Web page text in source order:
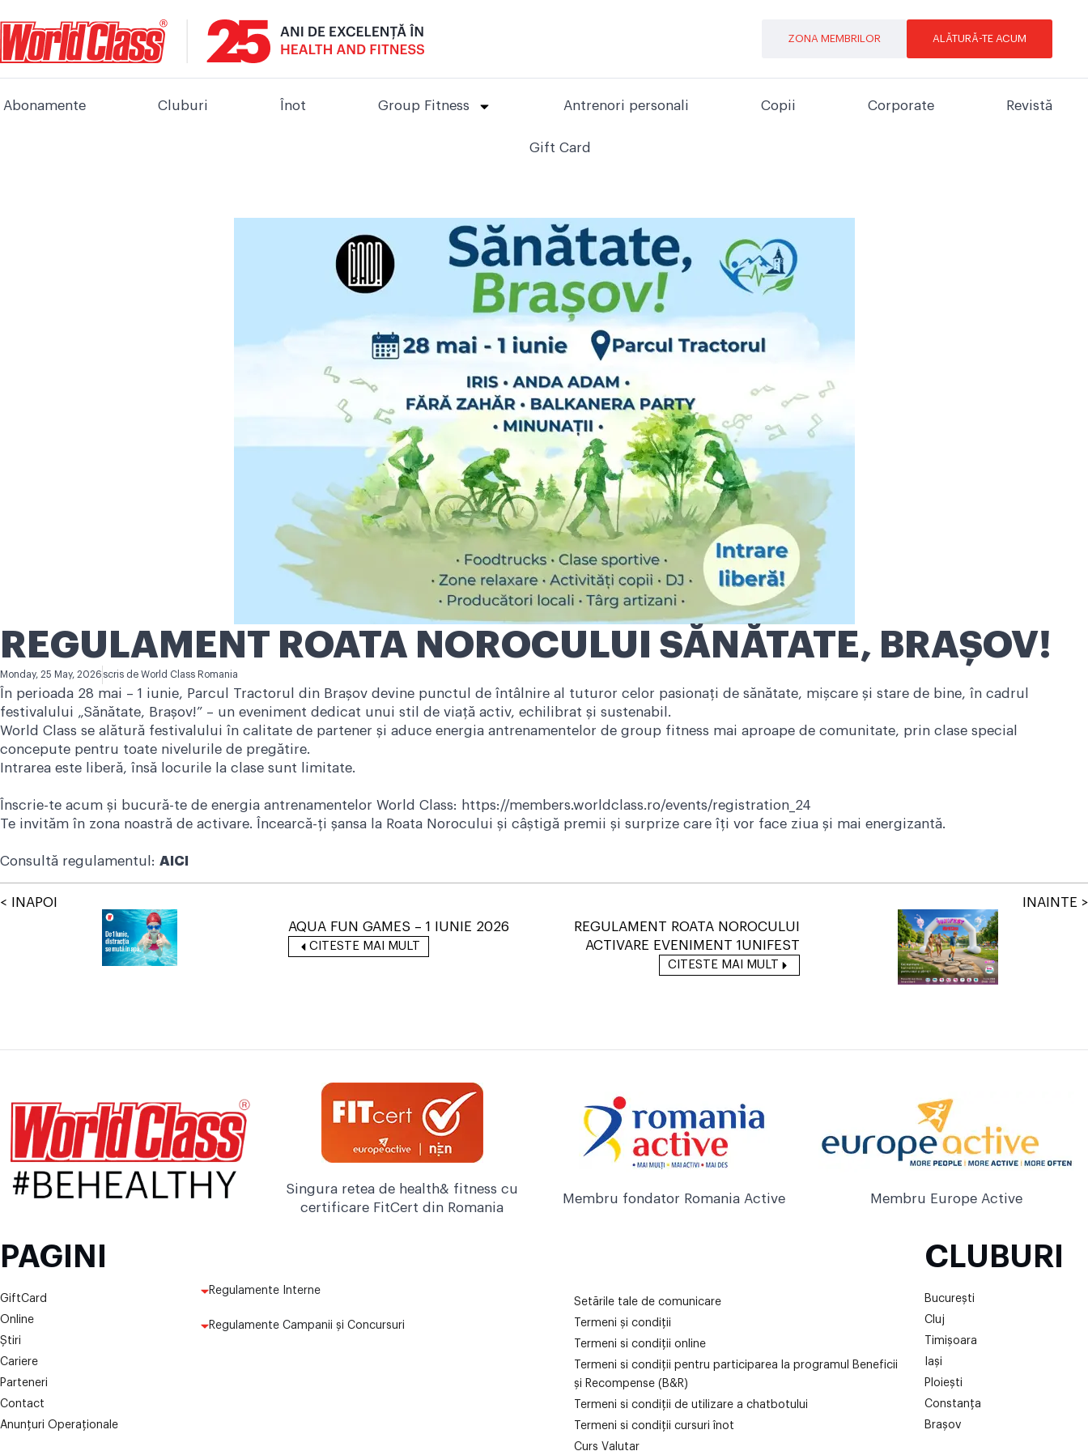
ZONA MEMBRILOR ALĂTURĂ-TE ACUM
Abonamente Cluburi Înot Group Fitness Antrenori personali Copii Corporate Revistă
Gift Card
REGULAMENT ROATA NOROCULUI SĂNĂTATE, BRAȘOV!
Monday, 25 May, 2026 scris de World Class Romania
În perioada 28 mai – 1 iunie, Parcul Tractorul din Brașov devine punctul de întâlnire al tuturor celor pasionați de sănătate, mișcare și stare de bine, în cadrul
festivalului „Sănătate, Brașov!” – un eveniment dedicat unui stil de viață activ, echilibrat și sustenabil.
World Class se alătură festivalului în calitate de partener și aduce energia antrenamentelor de group fitness mai aproape de comunitate, prin clase special
concepute pentru toate nivelurile de pregătire.
Intrarea este liberă, însă locurile la clase sunt limitate.
Înscrie-te acum și bucură-te de energia antrenamentelor World Class: https://members.worldclass.ro/events/registration_24
Te invităm în zona noastră de activare. Încearcă-ți șansa la Roata Norocului și câștigă premii și surprize care îți vor face ziua și mai energizantă.
Consultă regulamentul: AICI
< INAPOI
AQUA FUN GAMES – 1 IUNIE 2026
CITESTE MAI MULT
INAINTE >
REGULAMENT ROATA NOROCULUI
ACTIVARE EVENIMENT 1UNIFEST
CITESTE MAI MULT
Singura retea de health& fitness cu
certificare FitCert din Romania
Membru fondator Romania Active Membru Europe Active
PAGINI
GiftCard
Online
Știri
Cariere
Parteneri
Contact
Anunțuri Operaționale
Regulamente Interne
Regulamente Campanii și Concursuri
Setările tale de comunicare
Termeni și condiții
Termeni si condiții online
Termeni si condiții pentru participarea la programul Beneficii
și Recompense (B&R)
Termeni si condiții de utilizare a chatbotului
Termeni si condiții cursuri înot
Curs Valutar
CLUBURI
București
Cluj
Timișoara
Iași
Ploiești
Constanța
Brașov